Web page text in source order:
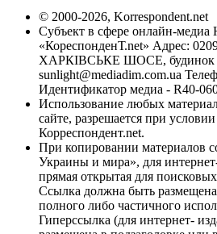
© 2000-2026, Korrespondent.net
Субъект в сфере онлайн-медиа
«КореспонденТ.net» Адрес:
ХАРКІВСЬКЕ ШОСЕ, будинок
sunlight@mediadim.com.ua
Идентификатор медиа - R40-
Использование любых
сайте, разрешается при
Корреспондент.net.
При копировании материалов
Украины и мира», для
прямая открытая для
Ссылка должна быть
полного либо частичного
Гиперссылка (для интернет-